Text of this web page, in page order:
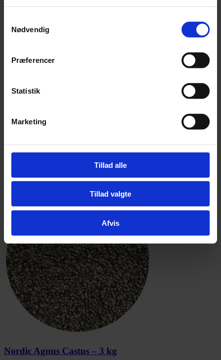
Nødvendig
Præferencer
Statistik
Marketing
Tillad alle
Tillad valgte
Afvis
Tilføj
Tilføj
Tilføj
Nordic Agnus Castus – 3 kg